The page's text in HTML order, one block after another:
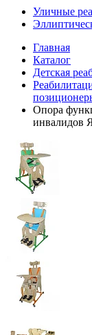
Уличные
Главная
Каталог
Детская
Опора
инвалидов